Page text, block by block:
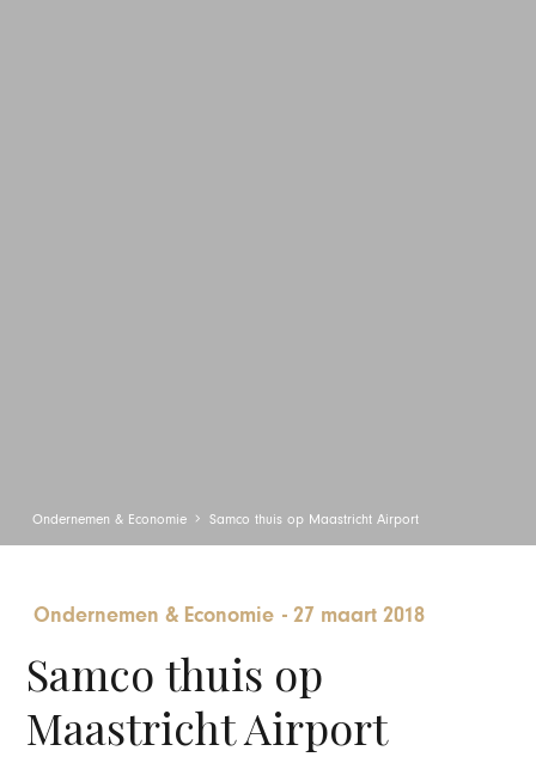
Ondernemen & Economie Samco thuis op Maastricht Airport
Ondernemen & Economie -27 maart 2018
Samco thuis op
Maastricht Airport